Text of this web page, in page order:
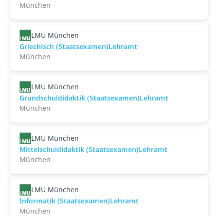
München
LMU München
Griechisch (Staatsexamen)Lehramt
München
LMU München
Grundschuldidaktik (Staatsexamen)Lehramt
München
LMU München
Mittelschuldidaktik (Staatsexamen)Lehramt
München
LMU München
Informatik (Staatsexamen)Lehramt
München